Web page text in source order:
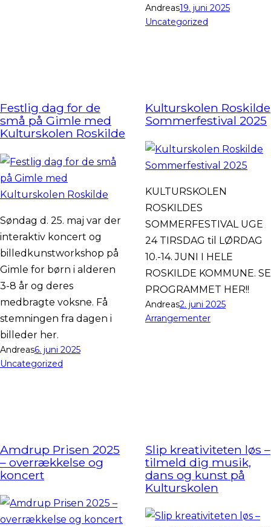
Andreas19. juni 2025
Uncategorized
Festlig dag for de
små på Gimle med
Kulturskolen Roskilde
Søndag d. 25. maj var der
interaktiv koncert og
billedkunstworkshop på
Gimle for børn i alderen
3-8 år og deres
medbragte voksne. Få
stemningen fra dagen i
billeder her.
Andreas6. juni 2025
Uncategorized
Kulturskolen Roskilde
Sommerfestival 2025
KULTURSKOLEN
ROSKILDES
SOMMERFESTIVAL UGE
24 TIRSDAG til LØRDAG
10.-14. JUNI I HELE
ROSKILDE KOMMUNE. SE
PROGRAMMET HER!!
Andreas2. juni 2025
Arrangementer
Amdrup Prisen 2025
– overrækkelse og
koncert
Slip kreativiteten løs –
tilmeld dig musik,
dans og kunst på
Kulturskolen